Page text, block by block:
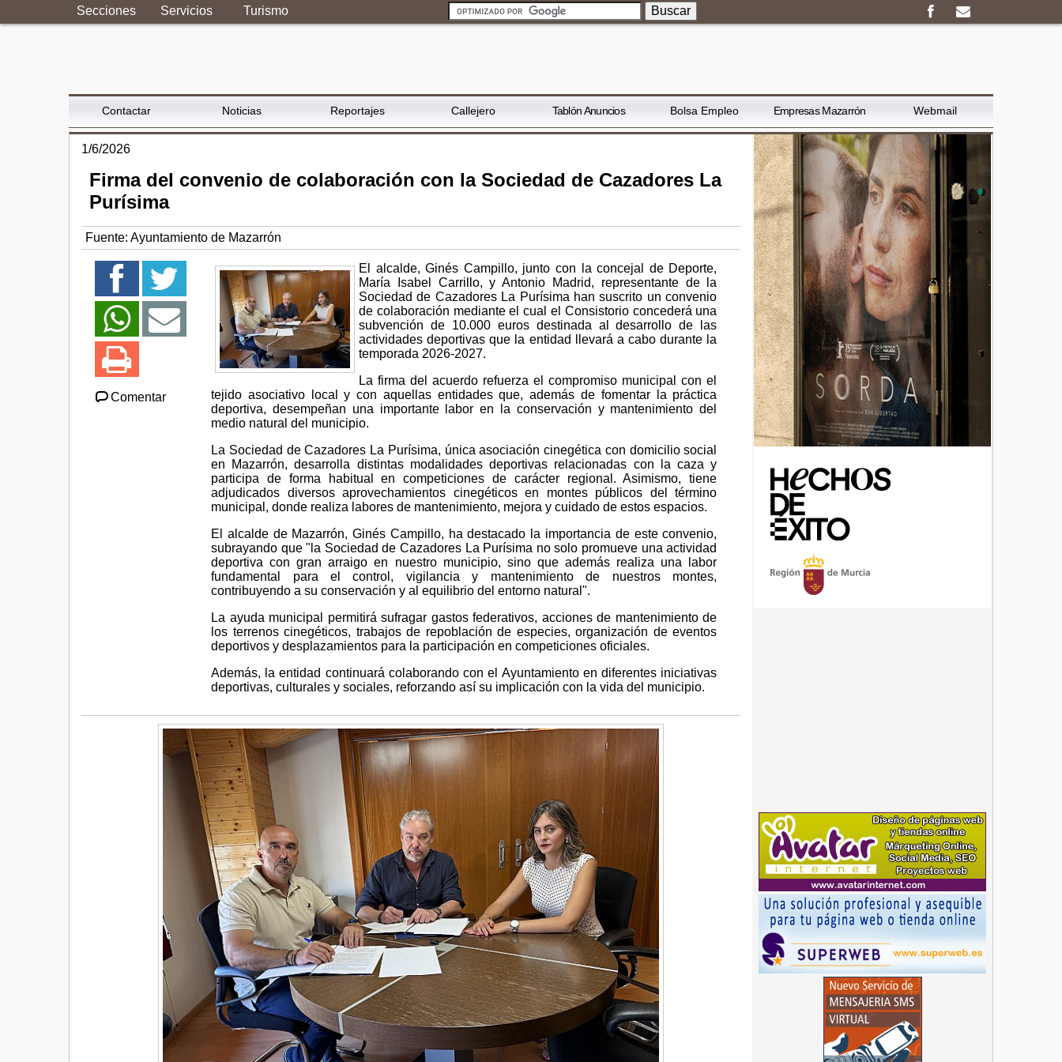
Secciones Servicios Turismo
Contactar Noticias Reportajes Callejero Tablón Anuncios Bolsa Empleo Empresas Mazarrón Webmail
1/6/2026
Firma del convenio de colaboración con la Sociedad de Cazadores La
Purísima
Fuente: Ayuntamiento de Mazarrón
Comentar
El alcalde, Ginés Campillo, junto con la concejal de Deporte,
María Isabel Carrillo, y Antonio Madrid, representante de la
Sociedad de Cazadores La Purísima han suscrito un convenio
de colaboración mediante el cual el Consistorio concederá una
subvención de 10.000 euros destinada al desarrollo de las
actividades deportivas que la entidad llevará a cabo durante la
temporada 2026-2027.
La firma del acuerdo refuerza el compromiso municipal con el
tejido asociativo local y con aquellas entidades que, además de fomentar la práctica
deportiva, desempeñan una importante labor en la conservación y mantenimiento del
medio natural del municipio.
La Sociedad de Cazadores La Purísima, única asociación cinegética con domicilio social
en Mazarrón, desarrolla distintas modalidades deportivas relacionadas con la caza y
participa de forma habitual en competiciones de carácter regional. Asimismo, tiene
adjudicados diversos aprovechamientos cinegéticos en montes públicos del término
municipal, donde realiza labores de mantenimiento, mejora y cuidado de estos espacios.
El alcalde de Mazarrón, Ginés Campillo, ha destacado la importancia de este convenio,
subrayando que "la Sociedad de Cazadores La Purísima no solo promueve una actividad
deportiva con gran arraigo en nuestro municipio, sino que además realiza una labor
fundamental para el control, vigilancia y mantenimiento de nuestros montes,
contribuyendo a su conservación y al equilibrio del entorno natural".
La ayuda municipal permitirá sufragar gastos federativos, acciones de mantenimiento de
los terrenos cinegéticos, trabajos de repoblación de especies, organización de eventos
deportivos y desplazamientos para la participación en competiciones oficiales.
Además, la entidad continuará colaborando con el Ayuntamiento en diferentes iniciativas
deportivas, culturales y sociales, reforzando así su implicación con la vida del municipio.